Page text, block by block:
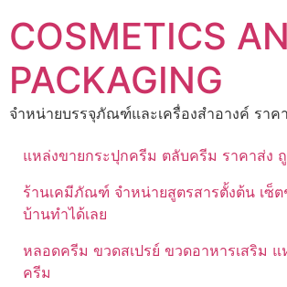
to
content
COSMETICS
PACKAGING
จำหน่ายบรรจุภัณฑ์และเครื่องสำอางค์ ราค
แหล่งขายกระปุกครีม ตลับครีม ราคาส่ง
ร้านเคมีภัณฑ์ จำหน่ายสูตรสารตั้งต้น เซ็
บ้านทำได้เลย
หลอดครีม ขวดสเปรย์ ขวดอาหารเสริม
ครีม